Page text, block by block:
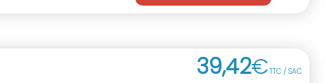
39,42€TTC / SAC